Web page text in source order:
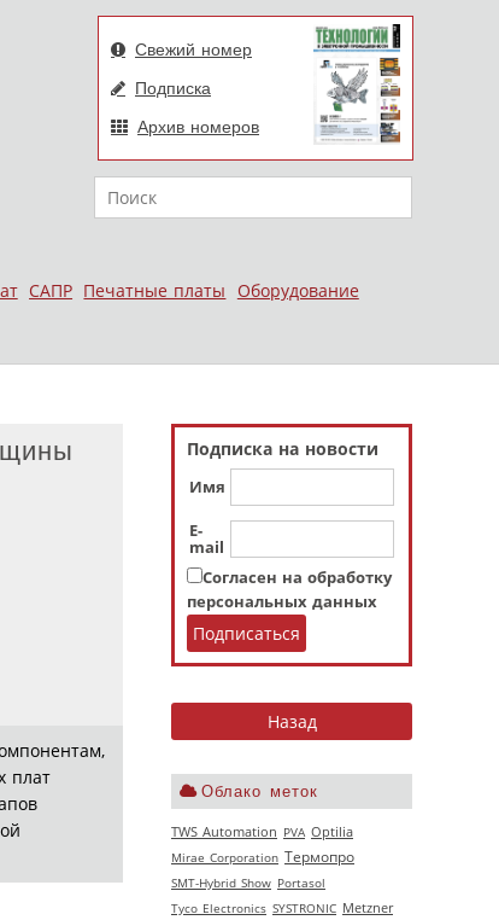
Свежий номер
Подписка
Архив номеров
Поиск
САПР Печатные платы
Оборудование
Подписка на новости
Имя
E-
mail
Согласен на обработку
персональных данных
Облако меток
TWS Automation PVA Optilia
Mirae Corporation Термопро
SMT-Hybrid Show Portasol
Tyco Electronics SYSTRONIC Metzner
плат